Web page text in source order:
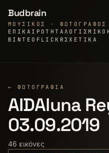
Budbrain
ΜΟΥΣΙΚΌΣ ·
ΕΠΙΚΑΙΡΌΤΗΤΑΛΟΓΙΣΜΙΚΌ
ΒΊΝΤΕΟ FLICKRΣΧΕΤΙΚΆ
← ΦΩΤΟΓΡΑΦΊΑ
AIDAluna
03.09.2019
46 εικόνες